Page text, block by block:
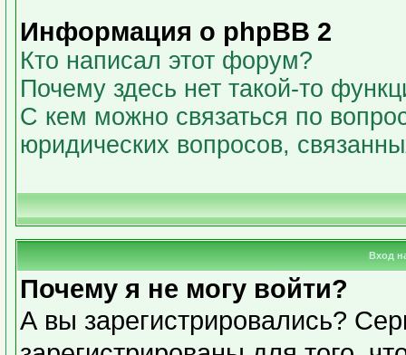
Информация о phpBB 2
Кто написал этот форум?
Почему здесь нет такой-то
С кем можно связаться по
юридических вопросов,
Вход
Почему я не могу войти?
А вы зарегистрировались?